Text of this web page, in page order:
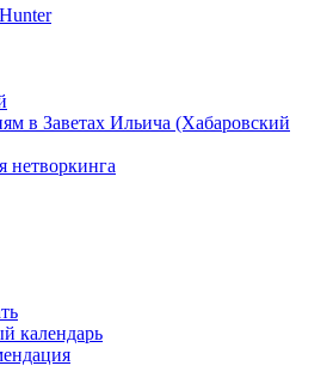
в Заветах Ильича (Хабаровский
нетворкинга
календарь